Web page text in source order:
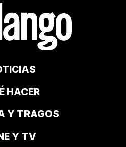
HACER
Y TRAGOS
Y TV